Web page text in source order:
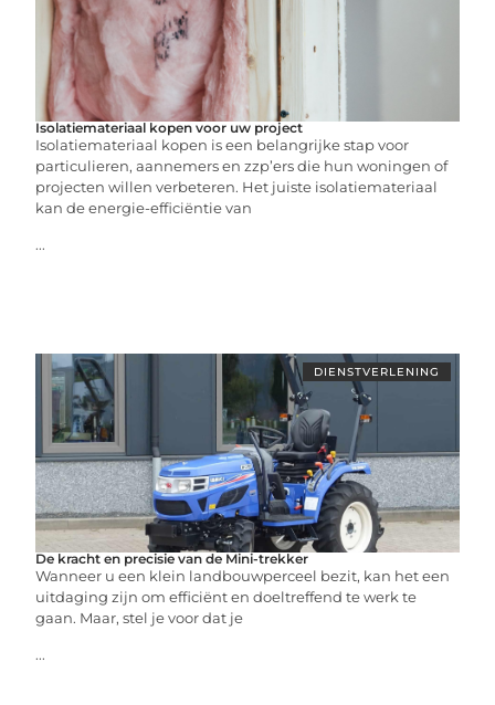
Isolatiemateriaal kopen voor uw project
Isolatiemateriaal kopen is een belangrijke stap voor
particulieren, aannemers en zzp’ers die hun woningen of
projecten willen verbeteren. Het juiste isolatiemateriaal
kan de energie-efficiëntie van
...
DIENSTVERLENING
De kracht en precisie van de Mini-trekker
Wanneer u een klein landbouwperceel bezit, kan het een
uitdaging zijn om efficiënt en doeltreffend te werk te
gaan. Maar, stel je voor dat je
...